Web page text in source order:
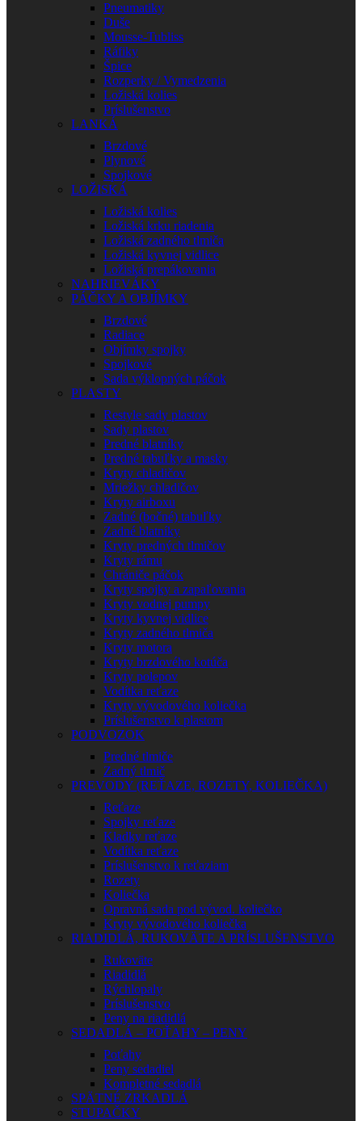
Pneumatiky
Duše
Mousse-Tubliss
Ráfiky
Špice
Rozperky / Vymedzenia
Ložiská kolies
Príslušenstvo
LANKÁ
Brzdové
Plynové
Spojkové
LOŽISKÁ
Ložiská kolies
Ložiská krku riadenia
Ložiská zadného tlmiča
Ložiská kyvnej vidlice
Ložiská prepákovania
NAHRIEVÁKY
PÁČKY A OBJÍMKY
Brzdové
Radiace
Objímky spojky
Spojkové
Sada výklopných páčok
PLASTY
Restyle sady plastov
Sady plastov
Predné blatníky
Predné tabuľky a masky
Kryty chladičov
Mriežky chladičov
Kryty airboxu
Zadné (bočné) tabuľky
Zadné blatníky
Kryty predných tlmičov
Kryty rámu
Chrániče páčok
Kryty spojky a zapaľovania
Kryty vodnej pumpy
Kryty kyvnej vidlice
Kryty zadného tlmiča
Kryty motora
Kryty brzdového kotúča
Kryty polepov
Vodítka reťaze
Kryty vývodového koliečka
Príslušenstvo k plastom
PODVOZOK
Predné tlmiče
Zadný tlmič
PREVODY (REŤAZE, ROZETY, KOLIEČKA)
Reťaze
Spojky reťaze
Kladky reťaze
Vodítka reťaze
Príslušenstvo k reťaziam
Rozety
Koliečka
Opravná sada pod vývod. koliečko
Kryty vývodového koliečka
RIADIDLÁ, RUKOVÄTE A PRÍSLUŠENSTVO
Rukoväte
Riadidlá
Rýchlopaly
Príslušenstvo
Peny na riadidlá
SEDADLÁ – POŤAHY – PENY
Poťahy
Peny sedadiel
Kompletné sedadlá
SPÄTNÉ ZRKADLÁ
STUPAČKY